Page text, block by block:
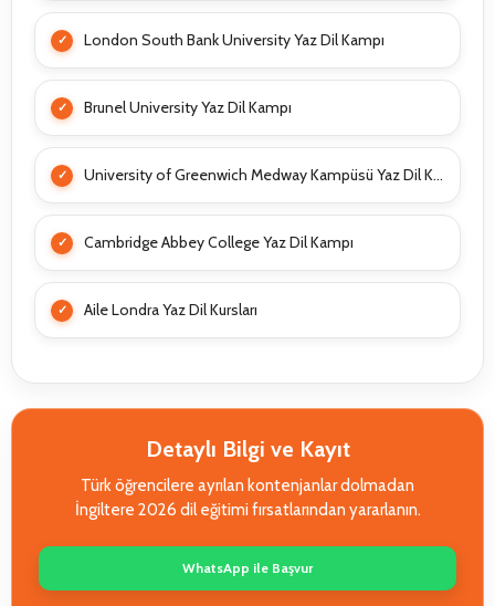
London South Bank University Yaz Dil Kampı
Brunel University Yaz Dil Kampı
University of Greenwich Medway Kampüsü Yaz Dil Kampı
Cambridge Abbey College Yaz Dil Kampı
Aile Londra Yaz Dil Kursları
Detaylı Bilgi ve Kayıt
Türk öğrencilere ayrılan kontenjanlar dolmadan
İngiltere 2026 dil eğitimi fırsatlarından yararlanın.
WhatsApp ile Başvur